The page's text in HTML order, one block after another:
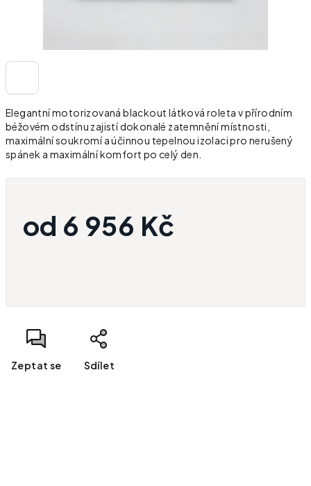
Elegantní motorizovaná blackout látková roleta v přírodním
béžovém odstínu zajistí dokonalé zatemnění místnosti,
maximální soukromí a účinnou tepelnou izolaci pro nerušený
spánek a maximální komfort po celý den.
od 6 956 Kč
Měrná cena:
Zeptat se Sdílet